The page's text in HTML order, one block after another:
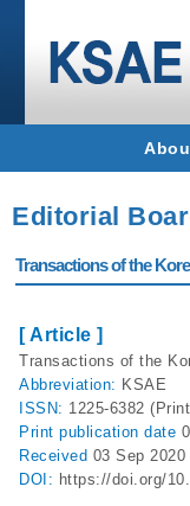
Editorial
Transactions of the
[ Article ]
Transactions of the
Abbreviation: KSAE
ISSN: 1225-6382
Print publication date
Received 03 Sep 2020
DOI: https://doi.org/